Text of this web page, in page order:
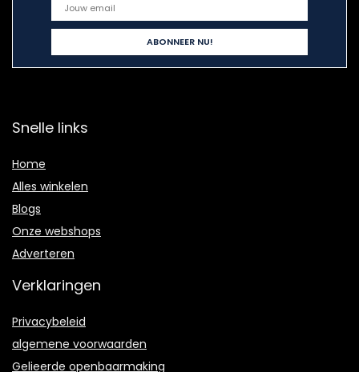
Snelle links
Home
Alles winkelen
Blogs
Onze webshops
Adverteren
Verklaringen
Privacybeleid
algemene voorwaarden
Gelieerde openbaarmaking